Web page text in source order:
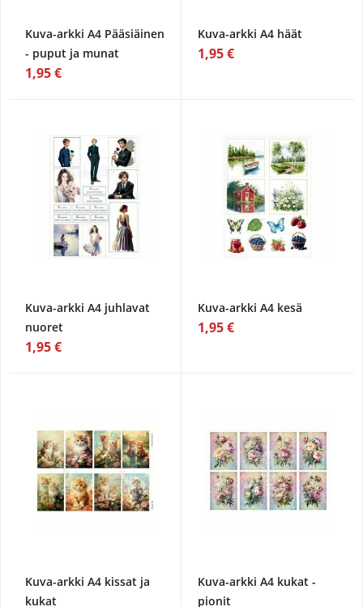
Kuva-arkki A4 Pääsiäinen
- puput ja munat
1,95 €
Kuva-arkki A4 häät
1,95 €
Kuva-arkki A4 juhlavat
nuoret
1,95 €
Kuva-arkki A4 kesä
1,95 €
Kuva-arkki A4 kissat ja
kukat
Kuva-arkki A4 kukat -
pionit